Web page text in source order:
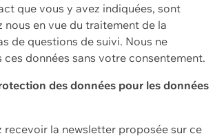
que vous y avez indiquées, sont
nous en vue du traitement de la
de questions de suivi. Nous ne
données sans votre consentement.
des données pour les données
recevoir la newsletter proposée sur ce